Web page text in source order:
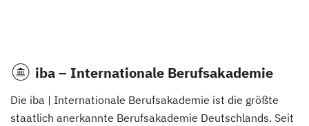
iba – Internationale Berufsakademie
Die iba | Internationale Berufsakademie ist die größte
staatlich anerkannte Berufsakademie Deutschlands. Seit